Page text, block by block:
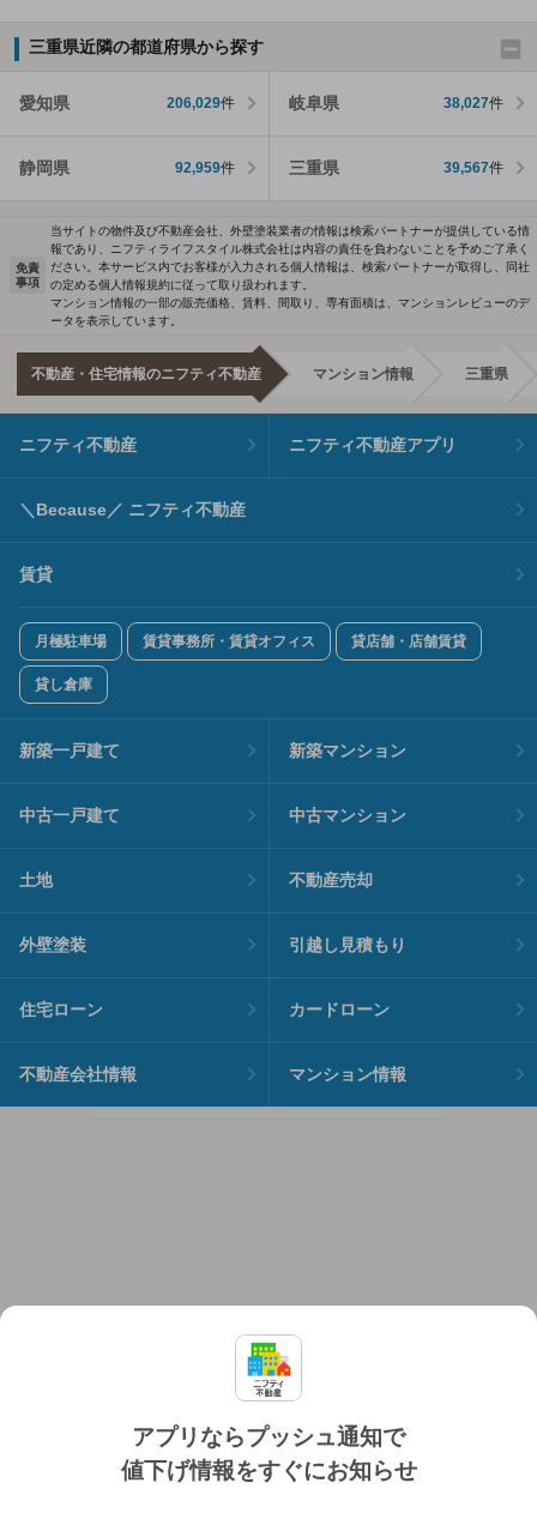
三重県近隣の都道府県から探す
愛知県 206,029件 岐阜県 38,027件
静岡県 92,959件 三重県 39,567件
アプリならプッシュ通知で
値下げ情報をすぐにお知らせ
免責
事項
当サイトの物件及び不動産会社、外壁塗装業者の情報は検索パートナーが提供している情
報であり、ニフティライフスタイル株式会社は内容の責任を負わないことを予めご了承く
ださい。本サービス内でお客様が入力される個人情報は、検索パートナーが取得し、同社
の定める個人情報規約に従って取り扱われます。
マンション情報の一部の販売価格、賃料、間取り、専有面積は、マンションレビューのデ
ータを表示しています。
不動産・住宅情報のニフティ不動産 マンション情報 三重県
ニフティ不動産 ニフティ不動産アプリ
＼Because／ ニフティ不動産
賃貸
月極駐車場 賃貸事務所・賃貸オフィス 貸店舗・店舗賃貸
貸し倉庫
新築一戸建て 新築マンション
中古一戸建て 中古マンション
土地 不動産売却
外壁塗装 引越し見積もり
住宅ローン カードローン
不動産会社情報 マンション情報
個人情報保護ポリシー 利用規約